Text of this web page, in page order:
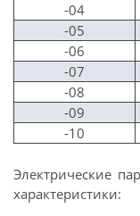
-04
-05
-06
-07
-08
-09
-10
Электрические
характеристики: